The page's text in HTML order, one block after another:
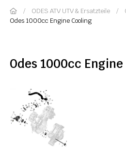
ODES ATV UTV & Ersatzteile
Odes 1000cc Engine Cooling
Odes 1000cc